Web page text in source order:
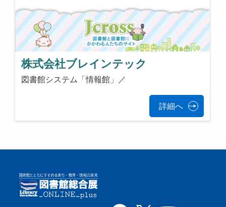
株式会社ブレインテック
図書館システム「情報館」／
詳細へ